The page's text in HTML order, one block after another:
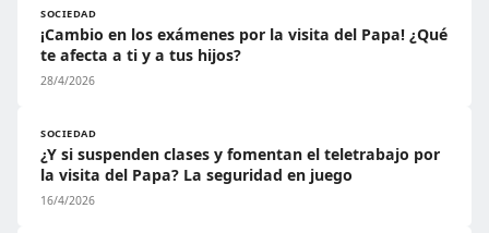
SOCIEDAD
¡Cambio en los exámenes por la visita del Papa! ¿Qué
te afecta a ti y a tus hijos?
28/4/2026
SOCIEDAD
¿Y si suspenden clases y fomentan el teletrabajo por
la visita del Papa? La seguridad en juego
16/4/2026